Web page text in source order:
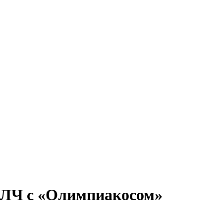
ЛЧ с «Олимпиакосом»